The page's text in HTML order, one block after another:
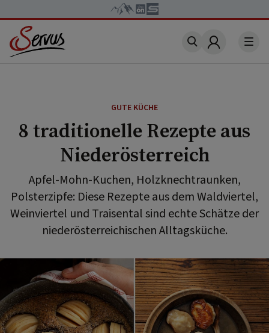
Account
GUTE KÜCHE
8 traditionelle Rezepte aus
Niederösterreich
Apfel-Mohn-Kuchen, Holzknechtraunken,
Polsterzipfe: Diese Rezepte aus dem Waldviertel,
Weinviertel und Traisental sind echte Schätze der
niederösterreichischen Alltagsküche.